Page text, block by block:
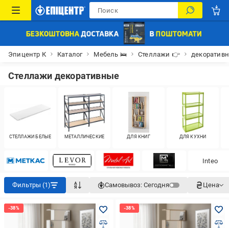
Эпицентр К Каталог Мебель 🛌 Стеллажи 👉
Стеллажи декоративные
СТЕЛЛАЖИ БЕЛЫЕ МЕТАЛЛИЧЕСКИЕ ДЛЯ КНИГ ДЛЯ КУХНИ
Inteo
Фильтры (1) Самовывоз: Сегодня Цена